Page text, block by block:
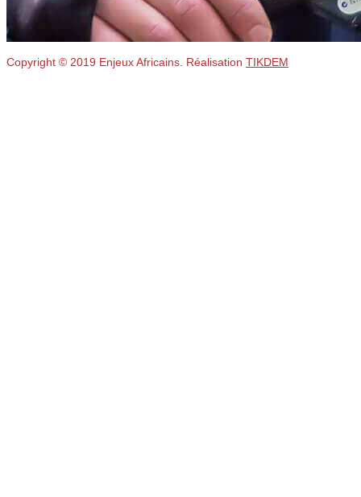
Copyright © 2019 Enjeux Africains. Réalisation TIKDEM